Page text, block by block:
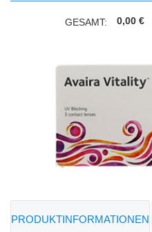
GESAMT: 0,00 €
PRODUKTINFORMATIONEN